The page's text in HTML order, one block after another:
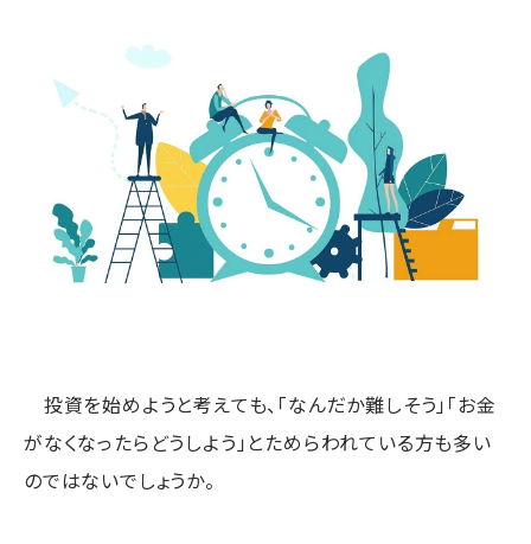
投資を始めようと考えても、「なんだか難しそう」「お金
がなくなったらどうしよう」とためらわれている方も多い
のではないでしょうか。